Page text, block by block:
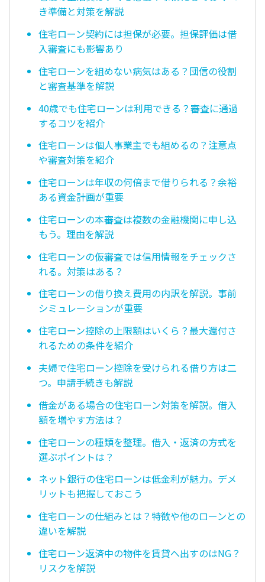
き準備と対策を解説
住宅ローン契約には担保が必要。担保評価は借
入審査にも影響あり
住宅ローンを組めない病気はある？団信の役割
と審査基準を解説
40歳でも住宅ローンは利用できる？審査に通過
するコツを紹介
住宅ローンは個人事業主でも組めるの？注意点
や審査対策を紹介
住宅ローンは年収の何倍まで借りられる？余裕
ある資金計画が重要
住宅ローンの本審査は複数の金融機関に申し込
もう。理由を解説
住宅ローンの仮審査では信用情報をチェックさ
れる。対策はある？
住宅ローンの借り換え費用の内訳を解説。事前
シミュレーションが重要
住宅ローン控除の上限額はいくら？最大還付さ
れるための条件を紹介
夫婦で住宅ローン控除を受けられる借り方は二
つ。申請手続きも解説
借金がある場合の住宅ローン対策を解説。借入
額を増やす方法は？
住宅ローンの種類を整理。借入・返済の方式を
選ぶポイントは？
ネット銀行の住宅ローンは低金利が魅力。デメ
リットも把握しておこう
住宅ローンの仕組みとは？特徴や他のローンとの
違いを解説
住宅ローン返済中の物件を賃貸へ出すのはNG？
リスクを解説